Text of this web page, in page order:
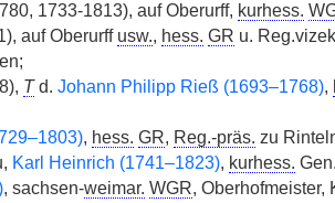
1733-1813), auf Oberurff, kurhess.
auf Oberurff usw., hess. GR u.
Td. Johann Philipp Rieß (1693–1768),
, hess. GR, Reg.-präs. zu
Karl Heinrich (1741–1823), kurhess.
, sachsen-weimar. WGR, Oberhofmeister,